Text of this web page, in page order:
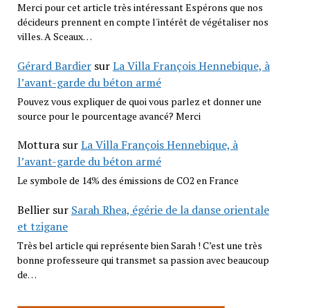
Merci pour cet article très intéressant Espérons que nos
décideurs prennent en compte l'intérêt de végétaliser nos
villes. A Sceaux…
Gérard BardiersurLa Villa François Hennebique, à
l’avant-garde du béton armé
Pouvez vous expliquer de quoi vous parlez et donner une
source pour le pourcentage avancé? Merci
MotturasurLa Villa François Hennebique, à
l’avant-garde du béton armé
Le symbole de 14% des émissions de CO2 en France
Belliersur Sarah Rhea, égérie de la danse orientale
et tzigane
Très bel article qui représente bien Sarah ! C’est une très
bonne professeure qui transmet sa passion avec beaucoup
de…